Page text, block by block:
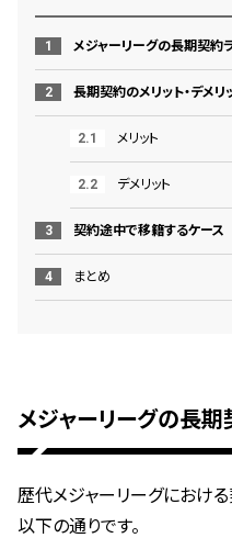
メジャーリーグの長期契約
長期契約のメリット・デメリ
メリット
デメリット
契約途中で移籍するケース
まとめ
メジャーリーグの長期
歴代メジャーリーグにおけ
以下の通りです。